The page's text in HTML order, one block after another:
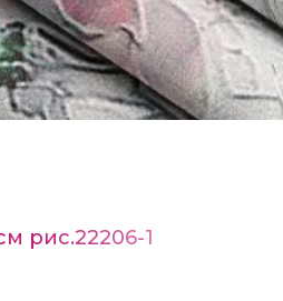
рис.22206-1